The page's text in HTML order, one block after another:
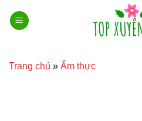
qua
Trang chủ » Ẩm thực